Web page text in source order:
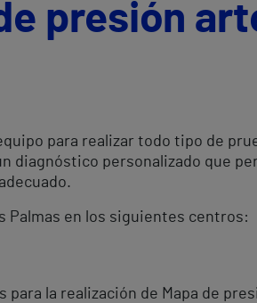
presión
para realizar todo tipo de
diagnóstico personalizado que
Palmas en los siguientes centros:
la realización de Mapa de